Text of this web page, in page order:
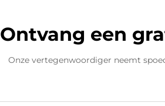
Ontvang een
Onze vertegenwoordiger neemt